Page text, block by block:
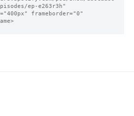
ep-e263r3h"
frameborder="0"